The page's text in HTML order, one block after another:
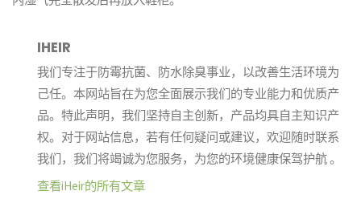
IHEIR
我们专注于防霉抗菌、防水除臭事业，以改善生活环境为
己任。本网站旨在为您全面展示我们的专业能力和优质产
品。特此声明，我们坚持自主创新，产品均具自主知识产
权。对于网站信息，若有任何疑问或建议，欢迎随时联系
我们，我们将竭诚为您服务，为您的环境健康保驾护航 。
查看iHeir的所有文章